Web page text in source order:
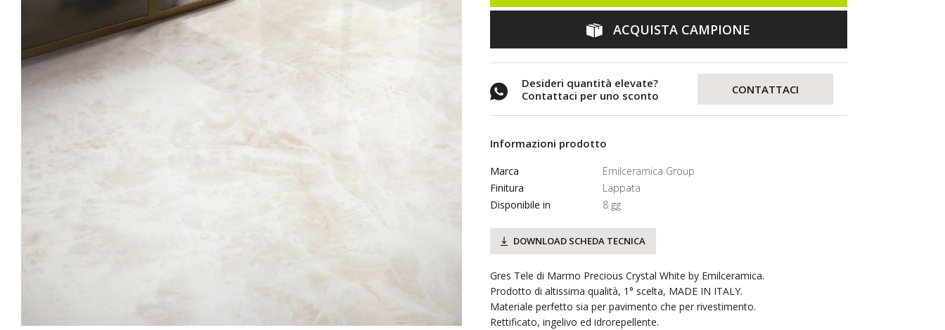
ACQUISTA CAMPIONE
Desideri quantità elevate?
Contattaci per uno sconto
CONTATTACI
Informazioni prodotto
Marca
Emilceramica Group
Finitura
Lappata
Disponibile in
8 gg
DOWNLOAD SCHEDA TECNICA
Gres Tele di Marmo Precious Crystal White by Emilceramica.
Prodotto di altissima qualità, 1° scelta, MADE IN ITALY.
Materiale perfetto sia per pavimento che per rivestimento.
Rettificato, ingelivo ed idrorepellente.